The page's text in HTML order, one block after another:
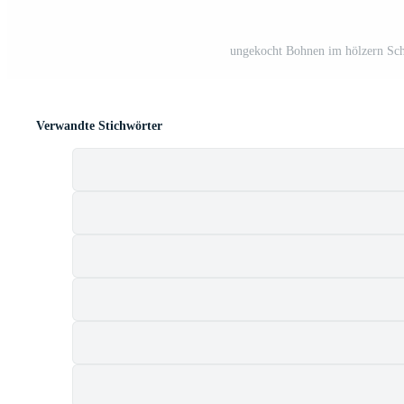
ungekocht Bohnen im hölzern
Verwandte Stichwörter